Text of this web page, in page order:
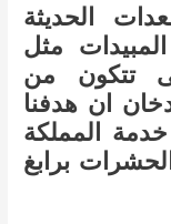
الحديثة
مثل
تتكون من
ان هدفنا
المملكة
برابغ